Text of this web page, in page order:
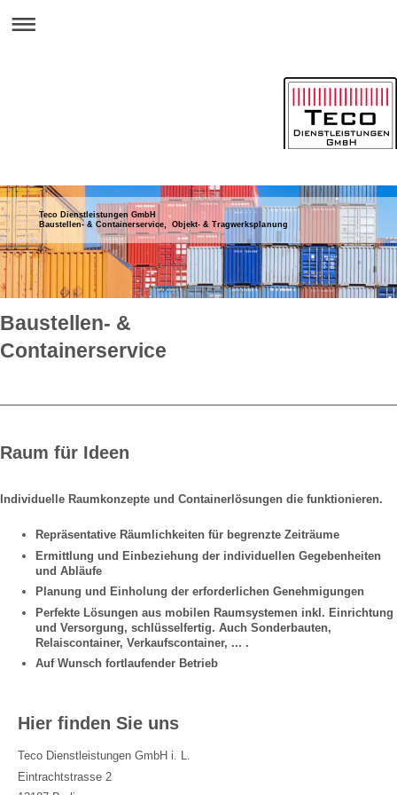
Teco Dienstleistungen GmbH
Baustellen- & Containerservice, Objekt- & Tragwerksplanung
Baustellen- &
Containerservice
Raum für Ideen
Individuelle Raumkonzepte und Containerlösungen die funktionieren.
Repräsentative Räumlichkeiten für begrenzte Zeiträume
Ermittlung und Einbeziehung der individuellen Gegebenheiten
und Abläufe
Planung und Einholung der erforderlichen Genehmigungen
Perfekte Lösungen aus mobilen Raumsystemen inkl. Einrichtung
und Versorgung, schlüsselfertig. Auch Sonderbauten,
Relaiscontainer, Verkaufscontainer, ... .
Auf Wunsch fortlaufender Betrieb
Hier finden Sie uns
Teco Dienstleistungen GmbH i. L.
Eintrachtstrasse 2